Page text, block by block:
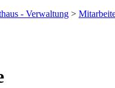
- Verwaltung >